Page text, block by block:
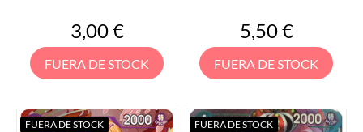
Precio
3,00 €
FUERA DE STOCK
Precio
5,50 €
FUERA DE STOCK
FUERA DE STOCK FUERA DE STOCK